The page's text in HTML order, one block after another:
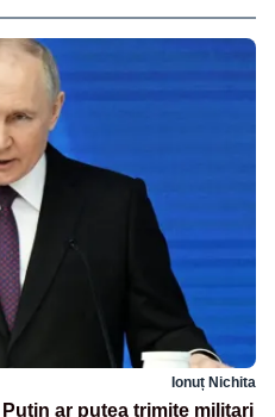
Ionuț Nichita
ar putea trimite militari